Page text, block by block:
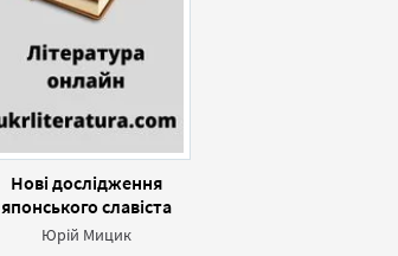
Нові дослідження
японського славіста
Юрій Мицик